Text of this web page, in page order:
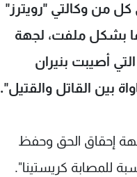
كل من وكالتي "رويترز"
بشكل ملفت، لجهة
أصيبت بنيران
بين القاتل والقتيل".
إحقاق الحق وحفظ
للمصابة كريستينا".